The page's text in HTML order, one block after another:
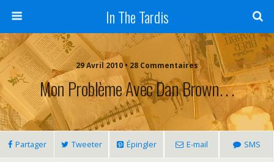
In The Tardis
29 Avril 2010 • 28 Commentaires
Mon Problème Avec Dan Brown. . .
Partager Tweeter Épingler E-mail SMS